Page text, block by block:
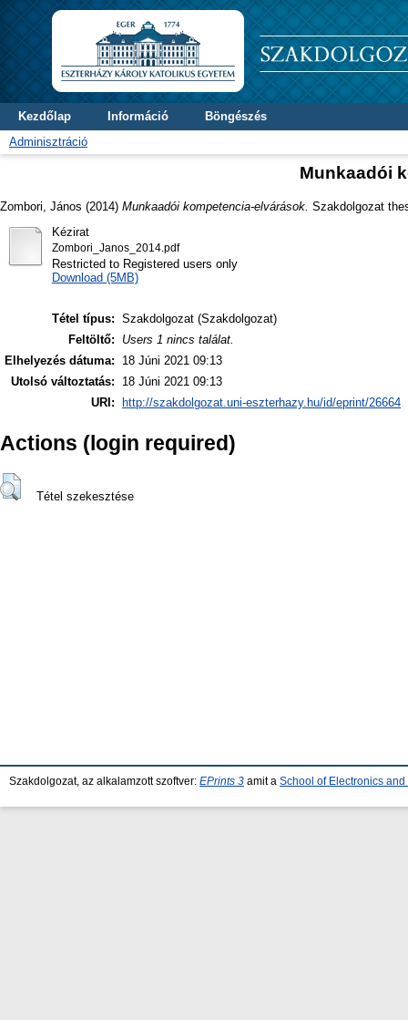
Kezdőlap Információ
Böngészés
Adminisztráció
Munkaadói
Zombori, János (2014) Munkaadói kompetencia-elvárások. Szakdolgozat
Kézirat
Zombori_Janos_2014.pdf
Restricted to Registered users only
Download (5MB)
Tétel típus: Szakdolgozat (Szakdolgozat)
Feltöltő:
Users 1 nincs találat.
Elhelyezés dátuma:
18 Júni 2021 09:13
Utolsó változtatás:
18 Júni 2021 09:13
URI:
http://szakdolgozat.uni-eszterhazy.hu/id/eprint/26664
Actions (login required)
Tétel szekesztése
Szakdolgozat, az alkalamzott szoftver: EPrints 3 amit a School of Electronics